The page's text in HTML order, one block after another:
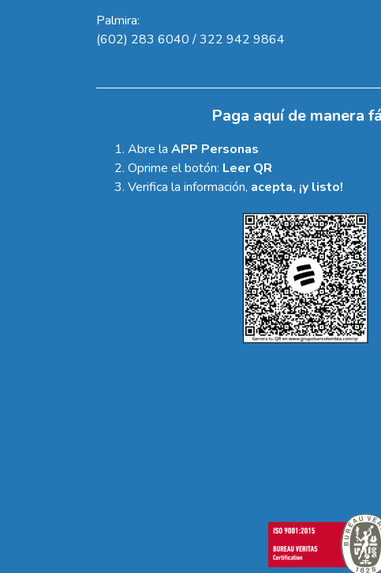
Palmira:
(602) 283 6040 / 322 942 9864
Paga aquí de manera
Abre la APP Personas
Oprime el botón: Leer QR
Verifica la información, acepta, ¡y listo!